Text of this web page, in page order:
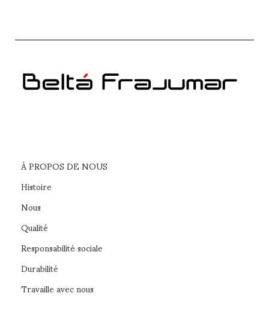
À PROPOS DE NOUS
Histoire
Nous
Qualité
Responsabilité sociale
Durabilité
Travaille avec nous